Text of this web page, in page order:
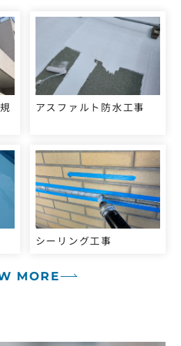
アスファルト防水工事
シーリング工事
MORE